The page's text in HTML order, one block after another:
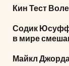
Кин Тест
Содик Юсуфф
в мире
Майкл